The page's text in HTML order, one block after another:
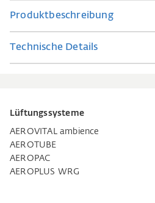
Produktbeschreibung
Technische Details
Lüftungssysteme
AEROVITAL ambience
AEROTUBE
AEROPAC
AEROPLUS WRG